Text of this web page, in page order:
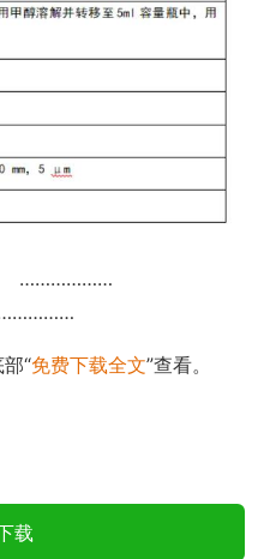
………………
“免费下载全文”查看。
载